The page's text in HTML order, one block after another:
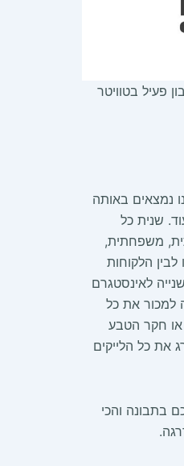
פעיל בטוויטר
נמצאים באותה
שנית כל
משפחתית,
הלקוחות
לאינסטגרם
למכור את כל
או חקר הטבע
את כל הלייקים
בתבונה והכי